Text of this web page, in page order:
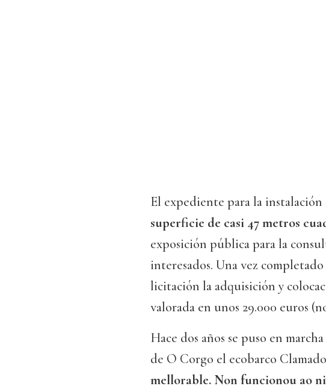
El expediente para la instalación
superficie de casi 47 metros
exposición pública para la
interesados. Una vez
licitación la adquisición y
valorada en unos 29.000 euros
Hace dos años se puso en
de O Corgo el ecobarco
mellorable. Non funcionou ao